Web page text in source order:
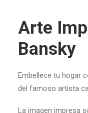
Arte
Bansky
Embellece tu hogar
del famoso artista
La imagen impresa